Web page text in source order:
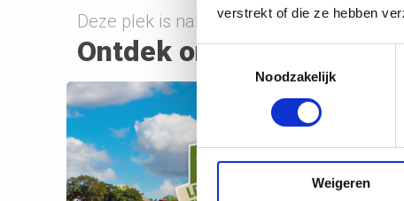
verstrekt of die ze hebben
Noodzakelijk
Weigeren
Deze plek is nabij onderstaande route(s)
Ontdek onderweg